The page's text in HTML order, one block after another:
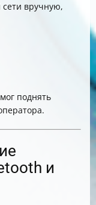
сети вручную,
поднять
и